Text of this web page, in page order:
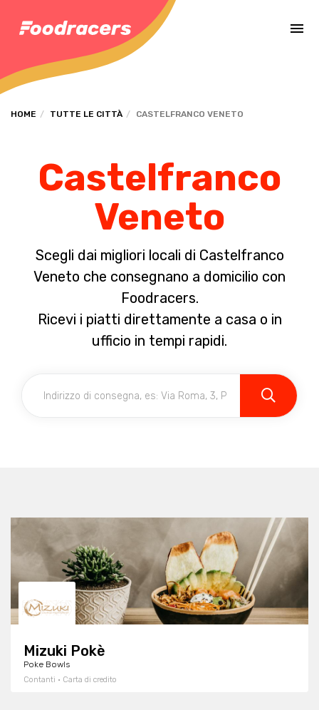
HOME TUTTE LE CITTÀ CASTELFRANCO VENETO
Castelfranco
Veneto
Scegli dai migliori locali di Castelfranco
Veneto che consegnano a domicilio con
Foodracers.
Ricevi i piatti direttamente a casa o in
ufficio in tempi rapidi.
Mizuki Pokè
Poke Bowls
Contanti · Carta di credito